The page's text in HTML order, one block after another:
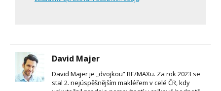
David Majer
David Majer je „dvojkou“ RE/MAXu. Za rok 2023 se
stal 2. nejúspěšnějším makléřem v celé ČR, kdy